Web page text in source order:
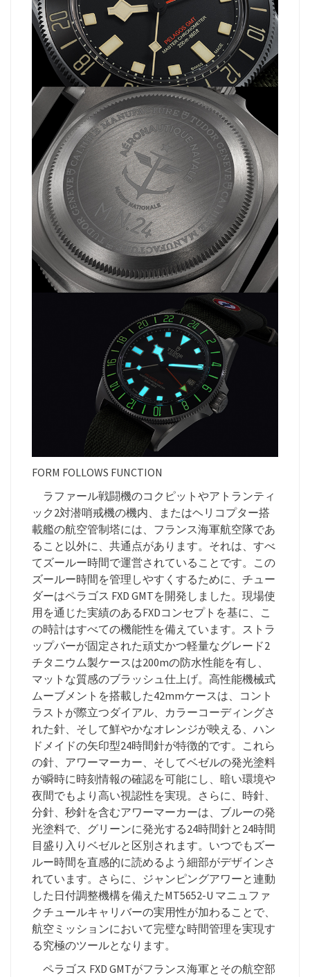
FORM FOLLOWS FUNCTION
ラファール戦闘機のコクピットやアトランティ
ック2対潜哨戒機の機内、またはヘリコプター搭
載艦の航空管制塔には、フランス海軍航空隊であ
ること以外に、共通点があります。それは、すべ
てズールー時間で運営されていることです。この
ズールー時間を管理しやすくするために、チュー
ダーはペラゴス FXD GMTを開発しました。現場使
用を通じた実績のあるFXDコンセプトを基に、こ
の時計はすべての機能性を備えています。ストラ
ップバーが固定された頑丈かつ軽量なグレード2
チタニウム製ケースは200mの防水性能を有し、
マットな質感のブラッシュ仕上げ。高性能機械式
ムーブメントを搭載した42mmケースは、コント
ラストが際立つダイアル、カラーコーディングさ
れた針、そして鮮やかなオレンジが映える、ハン
ドメイドの矢印型24時間針が特徴的です。これら
の針、アワーマーカー、そしてベゼルの発光塗料
が瞬時に時刻情報の確認を可能にし、暗い環境や
夜間でもより高い視認性を実現。さらに、時針、
分針、秒針を含むアワーマーカーは、ブルーの発
光塗料で、グリーンに発光する24時間針と24時間
目盛り入りベゼルと区別されます。いつでもズー
ルー時間を直感的に読めるよう細部がデザインさ
れています。さらに、ジャンピングアワーと連動
した日付調整機構を備えたMT5652-U マニュファ
クチュールキャリバーの実用性が加わることで、
航空ミッションにおいて完璧な時間管理を実現す
る究極のツールとなります。
ペラゴス FXD GMTがフランス海軍とその航空部